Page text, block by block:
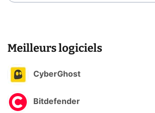
Meilleurs logiciels
CyberGhost
Bitdefender